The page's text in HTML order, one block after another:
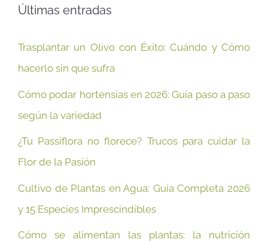
Últimas entradas
Trasplantar un Olivo con Éxito: Cuándo y Cómo
hacerlo sin que sufra
Cómo podar hortensias en 2026: Guía paso a paso
según la variedad
¿Tu Passiflora no florece? Trucos para cuidar la
Flor de la Pasión
Cultivo de Plantas en Agua: Guía Completa 2026
y 15 Especies Imprescindibles
Cómo se alimentan las plantas: la nutrición